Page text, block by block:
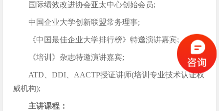
国际绩效改进协会亚太中心创始会员;
中国企业大学创新联盟常务理事;
《中国最佳企业大学排行榜》特邀演讲嘉宾;
《培训》杂志特邀演讲嘉宾;
ATD、DDI、AACTP授证讲师(培训专业技术认证权
威机构);
主讲课程：